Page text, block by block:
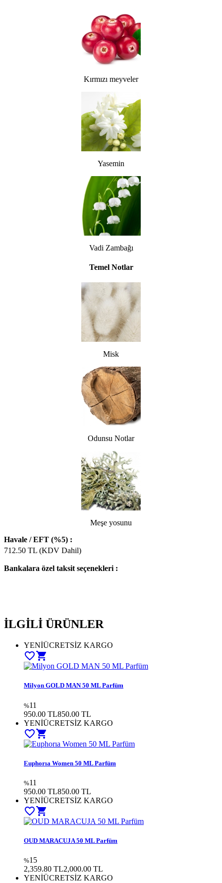
Kırmızı meyveler
Yasemin
Vadi Zambağı
Temel Notlar
Misk
Odunsu Notlar
Meşe yosunu
Havale / EFT (%5) :
712.50 TL (KDV Dahil)
Bankalara özel taksit seçenekleri :
İLGİLİ ÜRÜNLER
YENİÜCRETSİZ KARGO
favorite_bordershopping_cart
Milyon GOLD MAN 50 ML Parfüm
%11
950.00 TL850.00 TL
YENİÜCRETSİZ KARGO
favorite_bordershopping_cart
Euphorıa Women 50 ML Parfüm
%11
950.00 TL850.00 TL
YENİÜCRETSİZ KARGO
favorite_bordershopping_cart
OUD MARACUJA 50 ML Parfüm
%15
2,359.80 TL2,000.00 TL
YENİÜCRETSİZ KARGO